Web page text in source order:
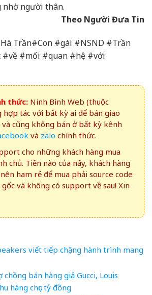
nhờ người thân.
Theo Người Đưa Tin
Trần#Con #gái #NSND #Trần
#mối #quan #hệ #với
thức: Ninh Bình Web (thuộc
hợp tác với bất kỳ ai để bán giao
cũng không bán ở bất kỳ kênh
và zalo chính thức.
cho những khách hàng mua
chủ. Tiền nào của nấy, khách hàng
ham rẻ để mua phải source code
và không có support về sau! Xin
viết tiếp chặng hành trình mang
chồng bán hàng giả Gucci, Louis
hàng chục tỷ đồng